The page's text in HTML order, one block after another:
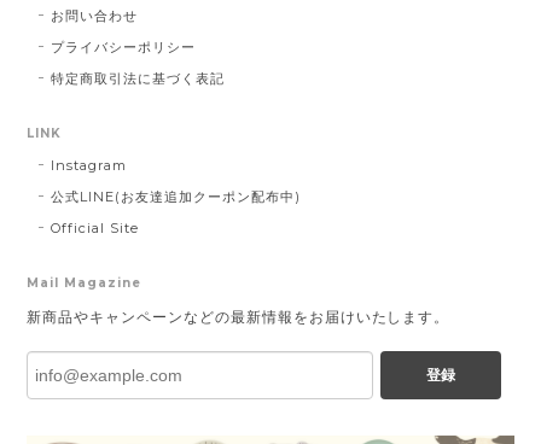
お問い合わせ
プライバシーポリシー
特定商取引法に基づく表記
LINK
Instagram
公式LINE(お友達追加クーポン配布中)
Official Site
Mail Magazine
新商品やキャンペーンなどの最新情報をお届けいたします。
登録